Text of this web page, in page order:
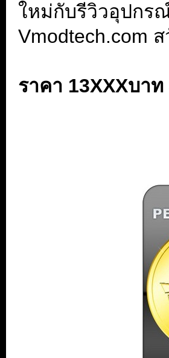
ใหม่กับรีวิวอุปกร
Vmodtech.com
ราคา 13XXXบาท